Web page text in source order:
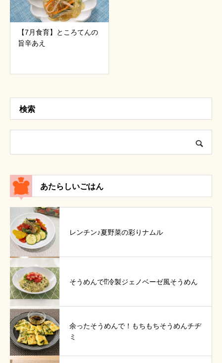
【7月食育】ところてんの
旨辛あえ
検索
あたらしいごはん
レンチン♪夏野菜の彩りナムル
そうめんで⁉冷製ジェノベーゼ風そうめん
余ったそうめんで！もちもちそうめんチヂ
ミ